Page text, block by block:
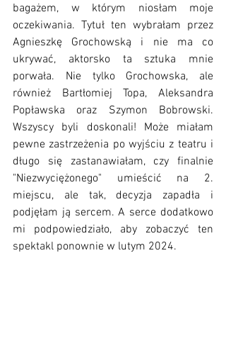
bagażem, w którym niosłam moje
oczekiwania. Tytuł ten wybrałam przez
Agnieszkę Grochowską i nie ma co
ukrywać, aktorsko ta sztuka mnie
porwała. Nie tylko Grochowska, ale
również Bartłomiej Topa, Aleksandra
Popławska oraz Szymon Bobrowski.
Wszyscy byli doskonali! Może miałam
pewne zastrzeżenia po wyjściu z teatru i
długo się zastanawiałam, czy finalnie
"Niezwyciężonego" umieścić na 2.
miejscu, ale tak, decyzja zapadła i
podjęłam ją sercem. A serce dodatkowo
mi podpowiedziało, aby zobaczyć ten
spektakl ponownie w lutym 2024.